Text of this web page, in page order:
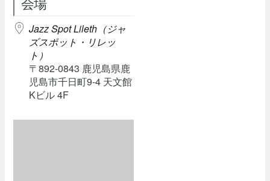
Jazz Spot Lileth（ジャ
ズスポット・リレッ
ト）
〒892-0843 鹿児島県鹿
児島市千日町9-4 天文館
Kビル 4F